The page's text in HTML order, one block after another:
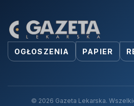
OGŁOSZENIA PAPIER
© 2026 Gazeta Lekarska.